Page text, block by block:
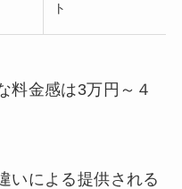
ト
料金感は3万円～４
いによる提供される